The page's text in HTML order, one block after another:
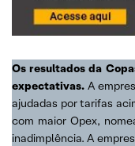
Os resultados da
expectativas. A
ajudadas por tarifas
com maior Opex,
inadimplência. A